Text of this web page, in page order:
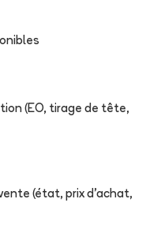
(EO, tirage de tête,
(état, prix d'achat,